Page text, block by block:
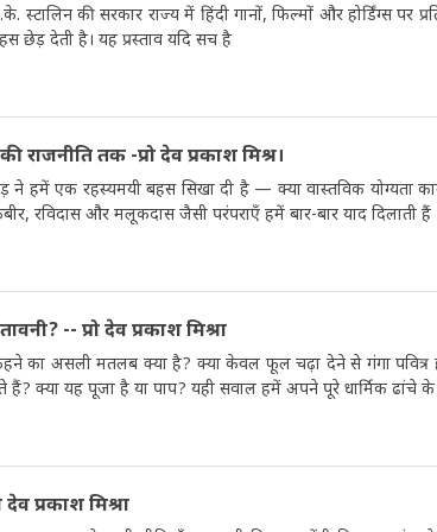
की सरकार राज्य में हिंदी गानों, फिल्मों और होर्डिंग्स पर
छेड़ देती है। यह प्रस्ताव यदि सच है
तक -प्रो देव प्रकाश मिश्र।
ने हमें एक रहस्यमयी बहस सिखा दी है — क्या वास्तविक योग्यता
रविदास और मलूकदास जैसी परंपराएँ हमें बार-बार याद दिलाती हैं
-- प्रो देव प्रकाश मिश्रा
का असली मतलब क्या है? क्या केवल फूल चढ़ा देने से गंगा पवित्र
क्या यह पूजा है या पाप? यही सवाल हमें अपने पूरे धार्मिक ढांचे के
प्रकाश मिश्रा